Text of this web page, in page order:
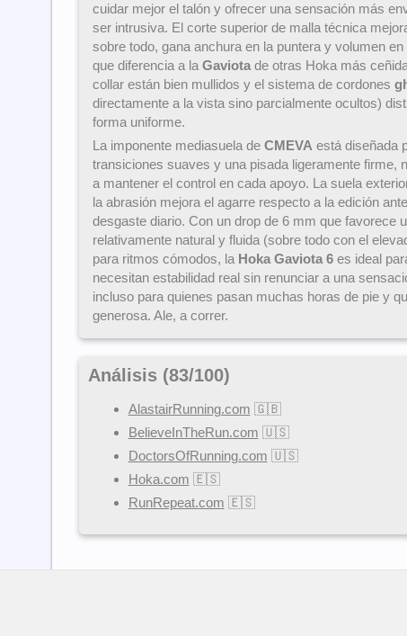
cuidar mejor el talón y ofrecer una sensación más
ser intrusiva. El corte superior de malla técnica
sobre todo, gana anchura en la puntera y volumen
que diferencia a la Gaviotade otras Hoka más
collar están bien mullidos y el sistema de cordones
directamente a la vista sino parcialmente ocultos)
forma uniforme.
La imponente mediasuela de CMEVA está diseñada
transiciones suaves y una pisada ligeramente firme,
a mantener el control en cada apoyo. La suela
la abrasión mejora el agarre respecto a la edición
desgaste diario. Con un drop de 6 mm que favorece
relativamente natural y fluida (sobre todo con el
para ritmos cómodos, la Hoka Gaviota 6es ideal
necesitan estabilidad real sin renunciar a una
incluso para quienes pasan muchas horas de pie y
generosa. Ale, a correr.
Análisis (83/100)
AlastairRunning.com 🇬🇧
BelieveInTheRun.com 🇺🇸
DoctorsOfRunning.com 🇺🇸
Hoka.com 🇪🇸
RunRepeat.com 🇪🇸